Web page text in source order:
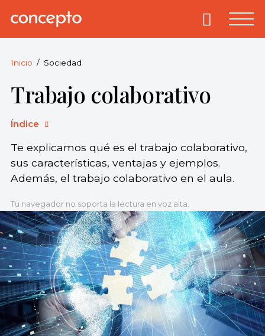
Concepto.
derechos
reservados.
Primary
Inicio Sociedad
Trabajo colaborativo
Índice
Te explicamos qué es el trabajo colaborativo,
sus características, ventajas y ejemplos.
Además, el trabajo colaborativo en el aula.
Tu navegador no soporta la lectura en voz alta.